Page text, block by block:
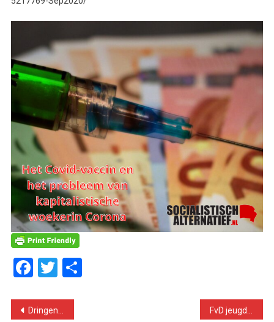
Facebook
Twitter
Delen
Bericht
Dringende solidariteit nodig na repressie in Moskou